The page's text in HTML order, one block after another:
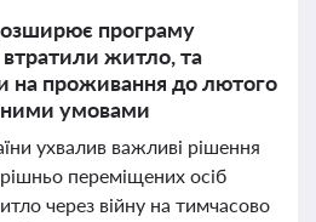
програму
житло, та
на проживання до лютого
умовами
ухвалив важливі рішення
переміщених осіб
через війну на тимчасово